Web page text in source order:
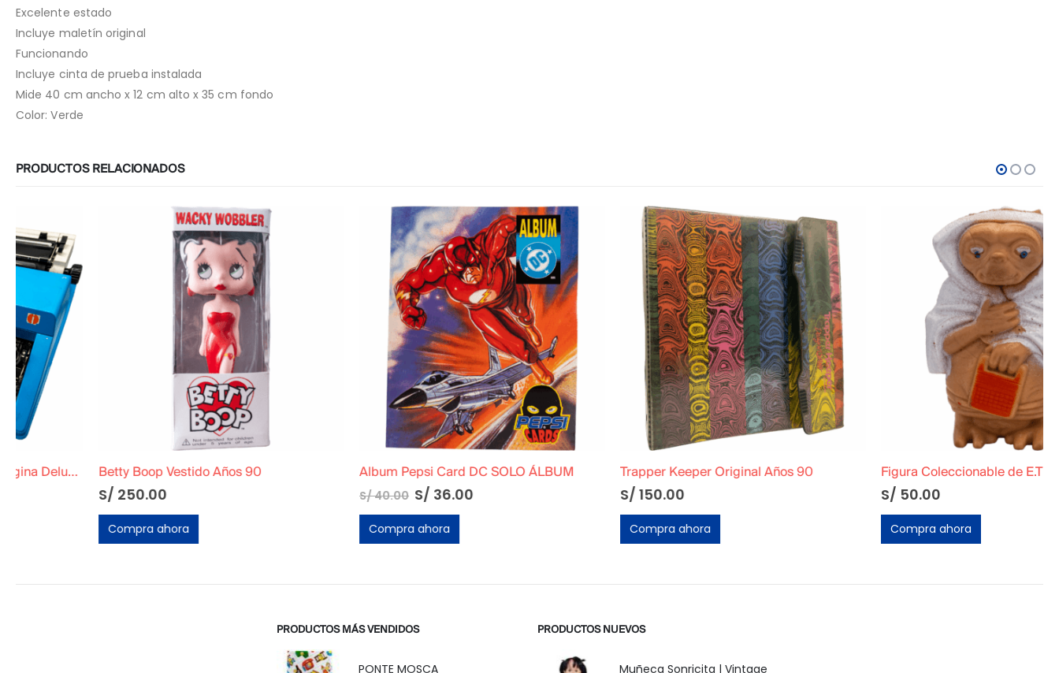
Excelente estado
Incluye maletín original
Funcionando
Incluye cinta de prueba instalada
Mide 40 cm ancho x 12 cm alto x 35 cm fondo
Color: Verde
PRODUCTOS RELACIONADOS
Betty Boop Vestido Años 90 Album Pepsi Card DC SOLO ÁLBUM
36.00
Trapper Keeper Original Años 90 Figura Coleccionable de E.T el extraterrestre »Cubierto con Manta»
PRODUCTOS MÁS VENDIDOS
PONTE MOSCA
PRODUCTOS NUEVOS
Muñeca Sonricita | Vintage